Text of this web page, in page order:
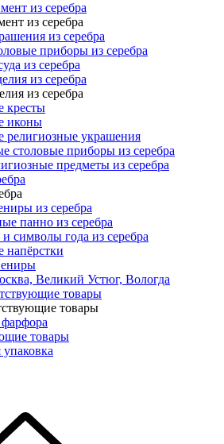
из серебра
из серебра
из серебра
приборы из серебра
из серебра
из серебра
из серебра
кресты
иконы
религиозные украшения
столовые приборы из серебра
предметы из серебра
из серебра
панно из серебра
символы года из серебра
напёрстки
Великий Устюг, Вологда
товары
товары
товары